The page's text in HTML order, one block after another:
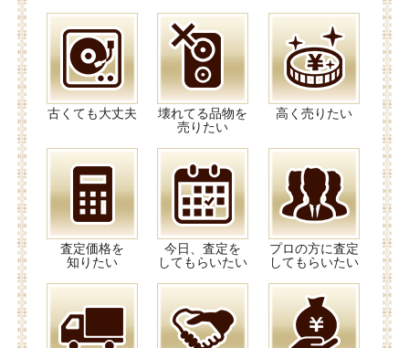
古くても大丈夫
壊れてる品物を
売りたい
高く売りたい
査定価格を
知りたい
今日、査定を
してもらいたい
プロの方に査定
してもらいたい